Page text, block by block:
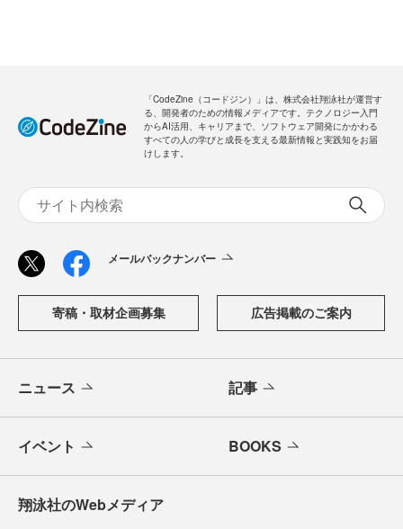
「CodeZine（コードジン）」は、株式会社翔泳社が運営す
る、開発者のための情報メディアです。テクノロジー入門
からAI活用、キャリアまで、ソフトウェア開発にかかわる
すべての人の学びと成長を支える最新情報と実践知をお届
けします。
メールバックナンバー
寄稿・取材企画募集 広告掲載のご案内
ニュース 記事
イベント BOOKS
翔泳社のWebメディア